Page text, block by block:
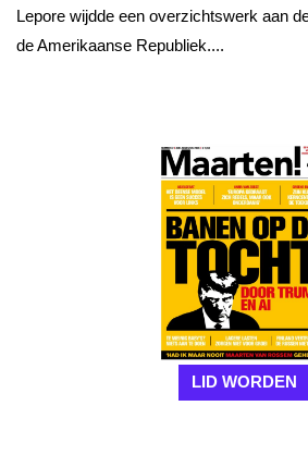
Lepore wijdde een overzichtswerk aan
de Amerikaanse Republiek....
LID WORDEN